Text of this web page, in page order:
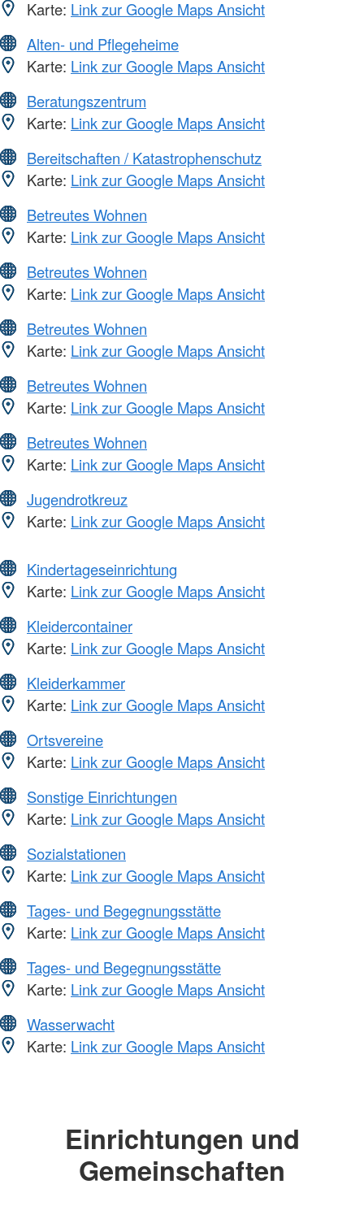
Karte: Link zur Google Maps Ansicht
Alten- und Pflegeheime
Karte: Link zur Google Maps Ansicht
Beratungszentrum
Karte: Link zur Google Maps Ansicht
Bereitschaften / Katastrophenschutz
Karte: Link zur Google Maps Ansicht
Betreutes Wohnen
Karte: Link zur Google Maps Ansicht
Betreutes Wohnen
Karte: Link zur Google Maps Ansicht
Betreutes Wohnen
Karte: Link zur Google Maps Ansicht
Betreutes Wohnen
Karte: Link zur Google Maps Ansicht
Betreutes Wohnen
Karte: Link zur Google Maps Ansicht
Jugendrotkreuz
Karte: Link zur Google Maps Ansicht
Kindertageseinrichtung
Karte: Link zur Google Maps Ansicht
Kleidercontainer
Karte: Link zur Google Maps Ansicht
Kleiderkammer
Karte: Link zur Google Maps Ansicht
Ortsvereine
Karte: Link zur Google Maps Ansicht
Sonstige Einrichtungen
Karte: Link zur Google Maps Ansicht
Sozialstationen
Karte: Link zur Google Maps Ansicht
Tages- und Begegnungsstätte
Karte: Link zur Google Maps Ansicht
Tages- und Begegnungsstätte
Karte: Link zur Google Maps Ansicht
Wasserwacht
Karte: Link zur Google Maps Ansicht
Einrichtungen und
Gemeinschaften